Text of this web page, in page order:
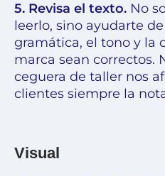
5. Revisa el texto. No
leerlo, sino ayudarte
gramática, el tono y la
marca sean correctos.
ceguera de taller nos
clientes siempre la
Visual